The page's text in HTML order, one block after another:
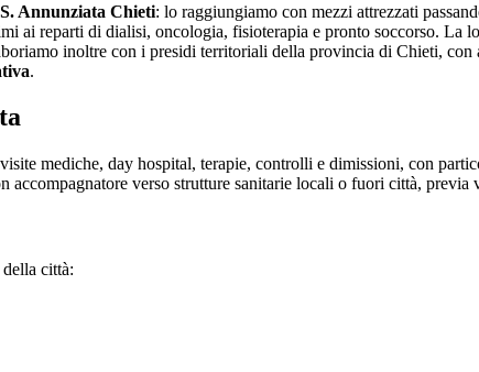
Annunziata Chieti: lo raggiungiamo con mezzi attrezzati
ai reparti di dialisi, oncologia, fisioterapia e pronto soccorso. La
inoltre con i presidi territoriali della provincia di Chieti, con
.
mediche, day hospital, terapie, controlli e dimissioni, con
accompagnatore verso strutture sanitarie locali o fuori città,
città: